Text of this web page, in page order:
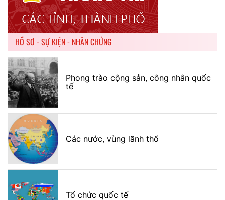
HỒ SƠ - SỰ KIỆN - NHÂN CHỨNG
Phong trào cộng sản, công nhân quốc
tế
Các nước, vùng lãnh thổ
Tổ chức quốc tế